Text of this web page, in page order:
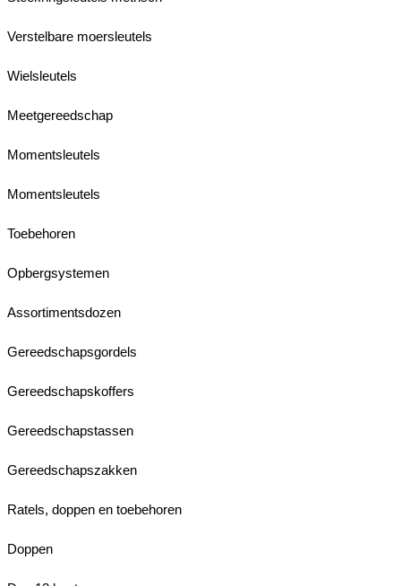
Verstelbare moersleutels
Wielsleutels
Meetgereedschap
Momentsleutels
Momentsleutels
Toebehoren
Opbergsystemen
Assortimentsdozen
Gereedschapsgordels
Gereedschapskoffers
Gereedschapstassen
Gereedschapszakken
Ratels, doppen en toebehoren
Doppen